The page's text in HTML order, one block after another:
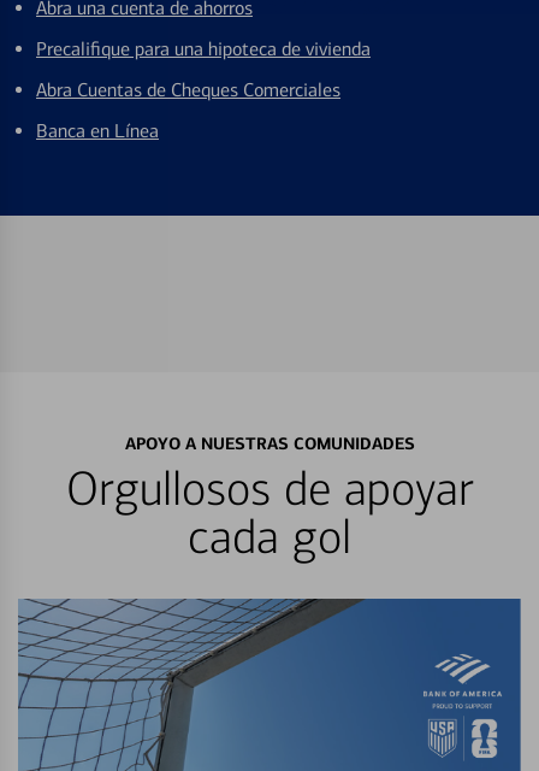
Abra una cuenta de ahorros
Precalifique para una hipoteca de vivienda
Abra Cuentas de Cheques Comerciales
Banca en Línea
APOYO A NUESTRAS COMUNIDADES
Orgullosos de apoyar
cada gol